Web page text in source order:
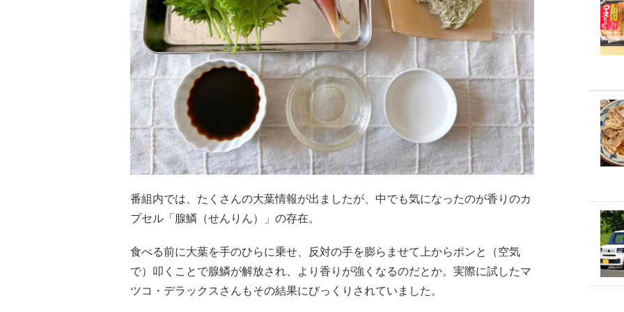
番組内では、たくさんの大葉情報が出ましたが、中でも気になったのが香りのカ
プセル「腺鱗（せんりん）」の存在。
食べる前に大葉を手のひらに乗せ、反対の手を膨らませて上からポンと（空気
で）叩くことで腺鱗が解放され、より香りが強くなるのだとか。実際に試したマ
ツコ・デラックスさんもその結果にびっくりされていました。